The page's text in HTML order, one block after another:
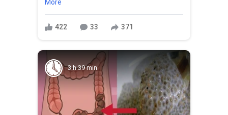
More
422 33 371
3 h 39 min